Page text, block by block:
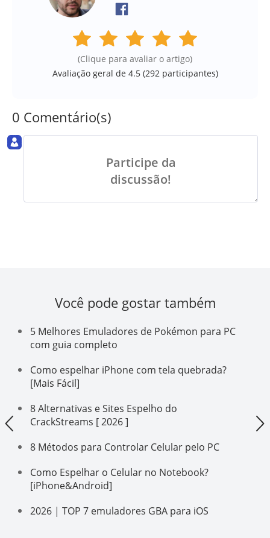
(Clique para avaliar o artigo)
Avaliação geral de 4.5 (292 participantes)
0 Comentário(s)
Participe da
discussão!
Você pode gostar também
5 Melhores Emuladores de Pokémon para PC
com guia completo
Como espelhar iPhone com tela quebrada?
[Mais Fácil]
8 Alternativas e Sites Espelho do
CrackStreams [ 2026 ]
8 Métodos para Controlar Celular pelo PC
Como Espelhar o Celular no Notebook?
[iPhone&Android]
2026 | TOP 7 emuladores GBA para iOS